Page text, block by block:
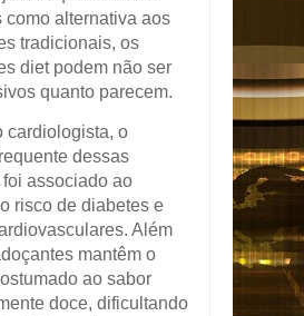
como alternativa aos
tradicionais, os
diet podem não ser
quanto parecem.
cardiologista, o
dessas
associado ao
risco de diabetes e
Além
mantêm o
ao sabor
doce, dificultando